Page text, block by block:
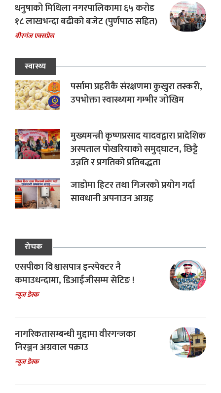
धनुषाको मिथिला नगरपालिकामा ६५ करोड
१८ लाखभन्दा बढीको बजेट (पुर्णपाठ सहित)
बीरगंज एक्सप्रेस
स्वास्थ्य
पर्सामा प्रहरीकै संरक्षणमा कुखुरा तस्करी,
उपभोक्ता स्वास्थ्यमा गम्भीर जोखिम
मुख्यमन्त्री कृष्णप्रसाद यादवद्वारा प्रादेशिक
अस्पताल पोखरियाको समुद्घाटन, छिट्टै
उन्नति र प्रगतिको प्रतिबद्धता
जाडोमा हिटर तथा गिजरको प्रयोग गर्दा
सावधानी अपनाउन आग्रह
रोचक
एसपीका विश्वासपात्र इन्स्पेक्टर नै
कमाउधन्दामा, डिआईजीसम्म सेटिङ !
न्यूज डेस्क
नागरिकतासम्बन्धी मुद्दामा वीरगन्जका
निरञ्जन अग्रवाल पक्राउ
न्यूज डेस्क